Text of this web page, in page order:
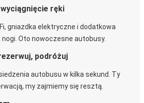
ręki
gniazdka elektryczne i dodatkowa
Oto nowoczesne autobusy.
podróżuj
autobusu w kilka sekund. Ty
my zajmiemy się resztą.